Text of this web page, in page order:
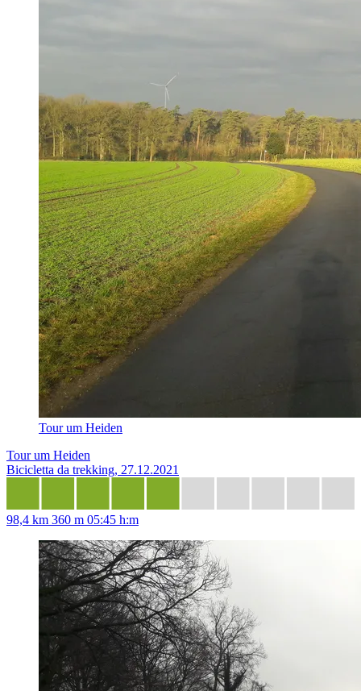
Tour um Heiden
Tour um Heiden
Bicicletta da trekking, 27.12.2021
98,4 km 360 m 05:45 h:m